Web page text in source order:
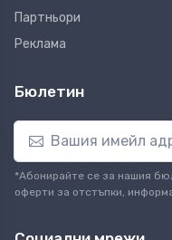
Партньори
Реклама
Бюлетин
*Абонирайте се за нашия
оферти за отстъпки,